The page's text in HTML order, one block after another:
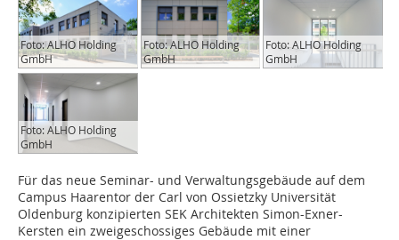
Foto: ALHO Holding
GmbH
Foto: ALHO Holding
GmbH
Foto: ALHO Holding
GmbH
Foto: ALHO Holding
GmbH
Für das neue Seminar- und Verwaltungsgebäude auf dem
Campus Haarentor der Carl von Ossietzky Universität
Oldenburg konzipierten SEK Architekten Simon-Exner-
Kersten ein zweigeschossiges Gebäude mit einer